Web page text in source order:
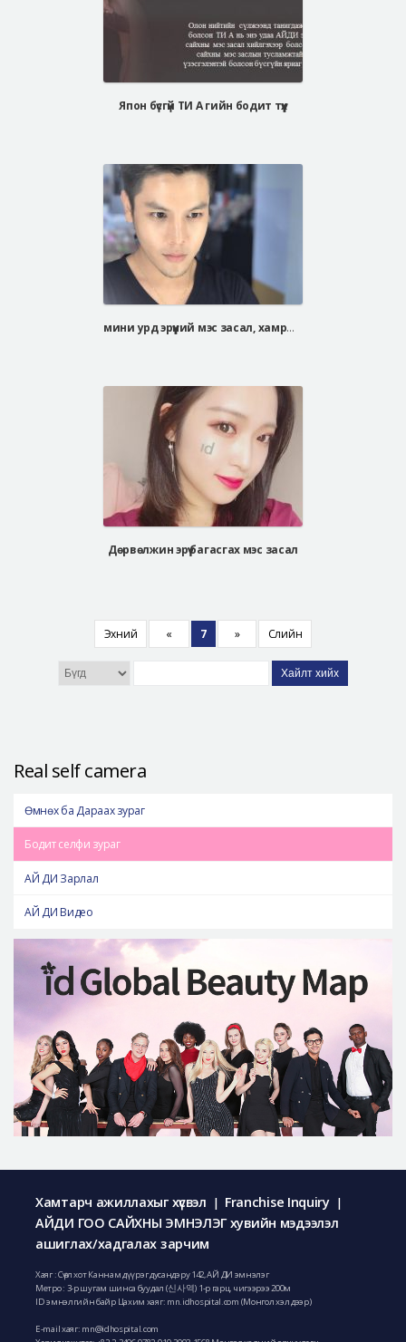
Япон бүсгүй ТИ А гийн бодит түүх
мини урд эрүүний мэс засал, хамрын давтан мэс засал, арьс чангалах мэс засал
Дөрвөлжин эрүү багасгах мэс засал
Эхний « 7 » Сүүлийн
Хайлт хийх
Real self camera
Өмнөх ба Дараах зураг
Бодит селфи зураг
АЙ ДИ Зарлал
АЙ ДИ Видео
Хамтарч ажиллахыг хүсвэл | Franchise Inquiry |
АЙДИ ГОО САЙХНЫ ЭМНЭЛЭГ хувийн мэдээлэл
ашиглах/хадгалах зарчим
Хаяг : Сөүл хот Каннам дүүрэг дусандэру 142, АЙ ДИ эмнэлэг
Метро : 3-р шугам шинса буудал (신사역) 1-р гарц, чигээрээ 200м
ID эмнэлгийн байр Цахим хаяг: mn.idhospital.com (Монгол хэл дээр)
E-mail хаяг: mn@idhospital.com